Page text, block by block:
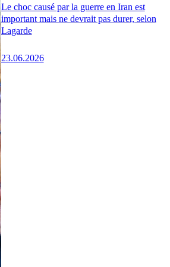
Le choc causé par la guerre en Iran est
important mais ne devrait pas durer, selon
Lagarde
23.06.2026